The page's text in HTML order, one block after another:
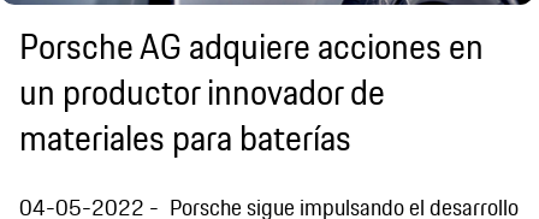
Porsche AG adquiere acciones en
un productor innovador de
materiales para baterías
04-05-2022
Porsche sigue impulsando el desarrollo